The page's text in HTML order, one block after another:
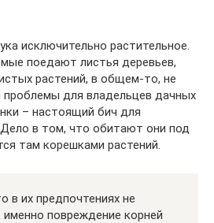
исключительно растительное.
поедают листья деревьев,
растений, в общем-то, не
для владельцев дачных
– настоящий бич для
Дело в том, что обитают они под
там корешками растений.
в их предпочтениях не
именно повреждение корней